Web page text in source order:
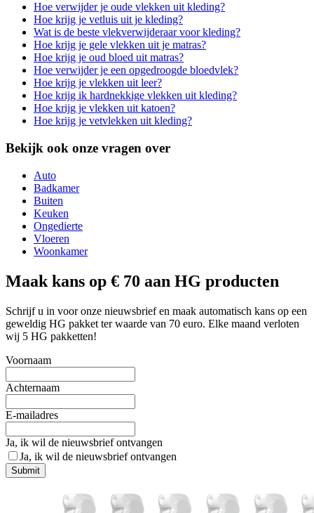
Hoe verwijder je oude vlekken uit kleding?
Hoe krijg je vetluis uit je kleding?
Wat is de beste vlekverwijderaar voor kleding?
Hoe krijg je gele vlekken uit je matras?
Hoe krijg je oud bloed uit matras?
Hoe verwijder je een opgedroogde bloedvlek?
Hoe krijg je vlekken uit leer?
Hoe krijg ik hardnekkige vlekken uit kleding?
Hoe krijg je vlekken uit katoen?
Hoe krijg je vetvlekken uit kleding?
Bekijk ook onze vragen over
Auto
Badkamer
Buiten
Keuken
Ongedierte
Vloeren
Woonkamer
Maak kans op € 70 aan HG producten
Schrijf u in voor onze nieuwsbrief en maak automatisch kans op een
geweldig HG pakket ter waarde van 70 euro. Elke maand verloten
wij 5 HG pakketten!
Voornaam
Achternaam
E-mailadres
Ja, ik wil de nieuwsbrief ontvangen
Ja, ik wil de nieuwsbrief ontvangen
Submit